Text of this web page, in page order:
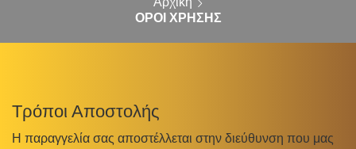
ΌΡΟΙ ΧΡΉΣΗΣ
Τρόποι Αποστολής
Η παραγγελία σας αποστέλλεται στην διεύθυνση που μας